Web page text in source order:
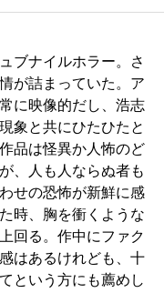
ブナイルホラー。さ
が詰まっていた。ア
に映像的だし、浩志
象と共にひたひたと
品は怪異か人怖のど
、人も人ならぬ者も
せの恐怖が新鮮に感
時、胸を衝くような
回る。作中にファク
はあるけれども、十
という方にも薦めし